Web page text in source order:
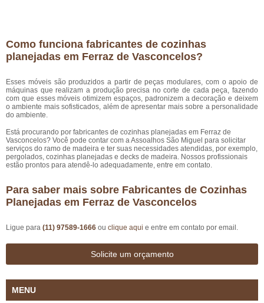
Como funciona fabricantes de cozinhas
planejadas em Ferraz de Vasconcelos?
Esses móveis são produzidos a partir de peças modulares, com o apoio de
máquinas que realizam a produção precisa no corte de cada peça, fazendo
com que esses móveis otimizem espaços, padronizem a decoração e deixem
o ambiente mais sofisticados, além de apresentar mais sobre a personalidade
do ambiente.
Está procurando por fabricantes de cozinhas planejadas em Ferraz de
Vasconcelos? Você pode contar com a Assoalhos São Miguel para solicitar
serviços do ramo de madeira e ter suas necessidades atendidas, por exemplo,
pergolados, cozinhas planejadas e decks de madeira. Nossos profissionais
estão prontos para atendê-lo adequadamente, entre em contato.
Para saber mais sobre Fabricantes de Cozinhas
Planejadas em Ferraz de Vasconcelos
Ligue para (11) 97589-1666 ou clique aqui e entre em contato por email.
Solicite um orçamento
MENU